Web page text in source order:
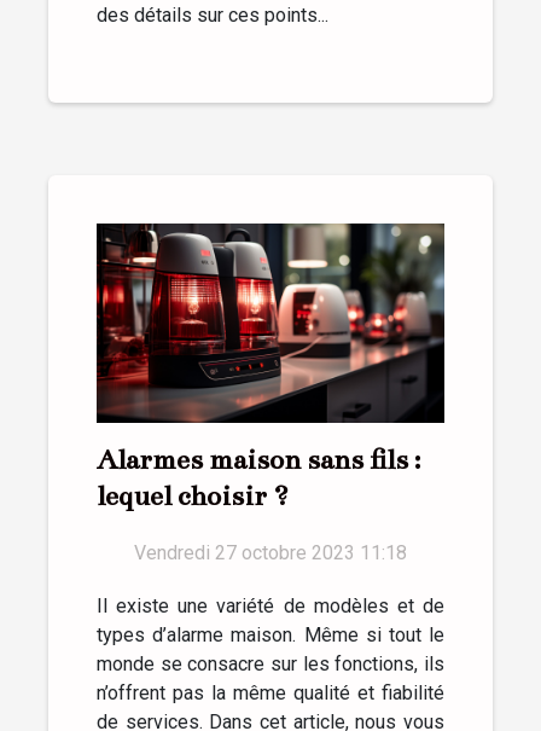
des détails sur ces points...
Alarmes maison sans fils :
lequel choisir ?
Vendredi 27 octobre 2023 11:18
Il existe une variété de modèles et de
types d’alarme maison. Même si tout le
monde se consacre sur les fonctions, ils
n’offrent pas la même qualité et fiabilité
de services. Dans cet article, nous vous